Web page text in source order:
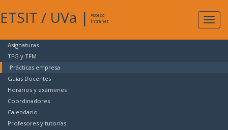
ETSIT / UVa |
Acceso
Intranet
Asignaturas
TFG y TFM
Prácticas empresa
Guías Docentes
Horarios y exámenes
Coordinadores
Calendario
Profesores y tutorías